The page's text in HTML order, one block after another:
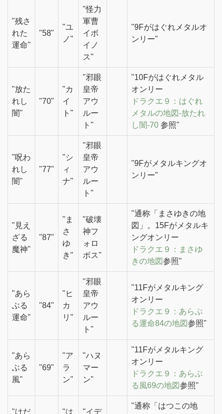
"残さ
れた
運命"
"58"
"ユ
ノ"
"怪力
軍曹
イボ
イノ
ス"
"9Fがはぐれメタルオ
ンリー"
"放た
れし
闇"
"70"
"カ
イ
ト"
"邪眼
皇帝
アウ
ルー
ト"
"10Fがはぐれメタル
オンリー
ドラクエ９：はぐれ
メタルの地図-放たれ
し闇-70 参照"
"呪わ
れし
闇"
"77"
"シ
ィ
ナ"
"邪眼
皇帝
アウ
ルー
ト"
"9Fがメタルキングオ
ンリー"
"見え
ざる
魔神"
"87"
"ま
さ
ゆ
き"
"破壊
神フ
ォロ
ボス"
"通称「まさゆきの地
図」。15Fがメタルキ
ングオンリー
ドラクエ９：まさゆ
きの地図参照"
"あら
ぶる
運命"
"84"
"ヒ
カ
リ"
"邪眼
皇帝
アウ
ルー
ト"
"11Fがメタルキング
オンリー
ドラクエ９：あらぶ
る運命84の地図参照"
"あら
ぶる
風"
"69"
"ア
ラ
ン"
"ハヌ
マー
ン"
"11Fがメタルキング
オンリー
ドラクエ９：あらぶ
る風69の地図参照"
"けだ "は "イデ
"通称「はつこの地